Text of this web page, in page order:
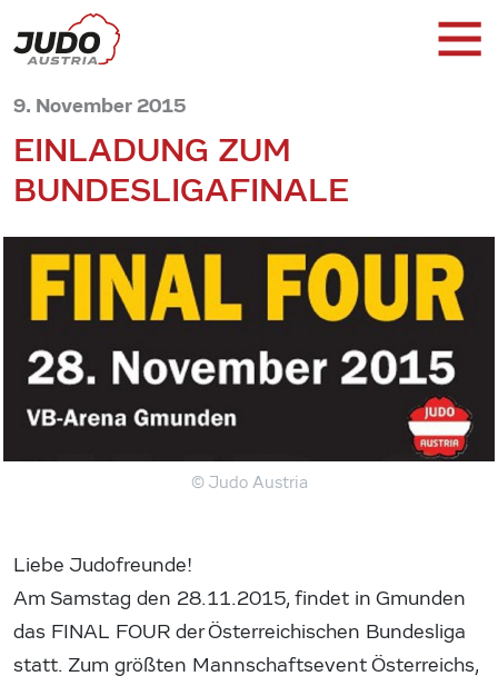
9. November 2015
EINLADUNG ZUM
BUNDESLIGAFINALE
© Judo Austria
Liebe Judofreunde!
Am Samstag den 28.11.2015, findet in Gmunden
das FINAL FOUR der Österreichischen Bundesliga
statt. Zum größten Mannschaftsevent Österreichs,